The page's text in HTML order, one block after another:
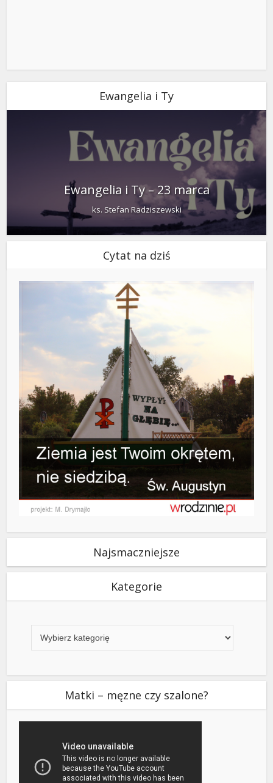
Ewangelia i Ty
Ewangelia i Ty – 23 marca
ks. Stefan Radziszewski
Cytat na dziś
Najsmaczniejsze
Kategorie
Matki – męzne czy szalone?